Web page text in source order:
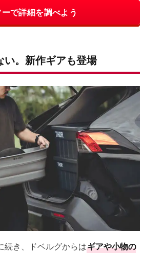
で詳細を調べよう
い。新作ギアも登場
続き、ドベルグからはギアや小物の